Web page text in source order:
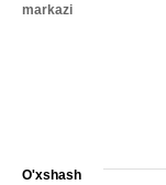
markazi
O'xshash